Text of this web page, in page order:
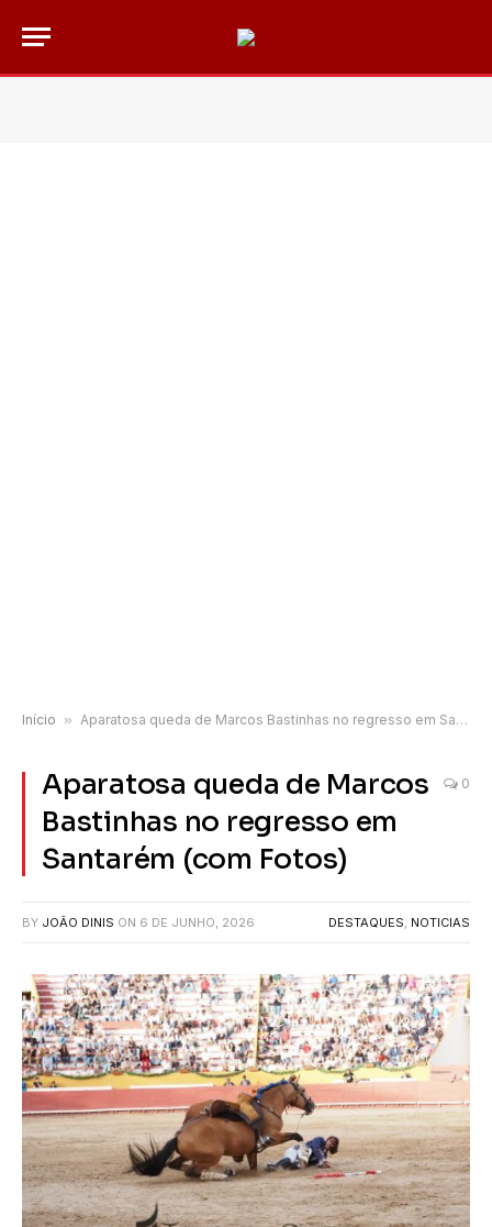
Início » Aparatosa queda de Marcos Bastinhas no regresso em Santarém (com Fotos)
Aparatosa queda de Marcos
Bastinhas no regresso em
Santarém (com Fotos)
0
BY JOÃO DINIS ON 6 DE JUNHO, 2026 DESTAQUES, NOTICIAS